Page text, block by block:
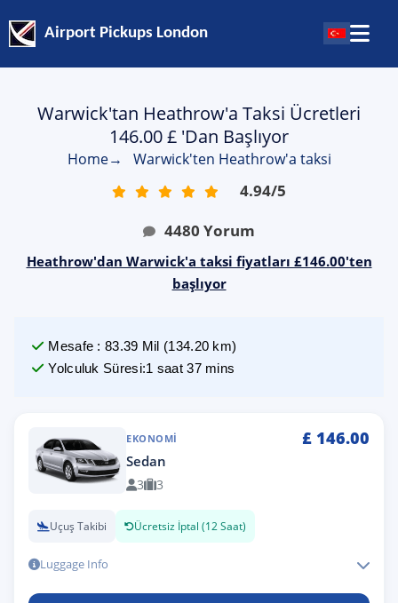
Airport Pickups London
Warwick'tan Heathrow'a Taksi Ücretleri
146.00 £ 'dan Başlıyor
Home→ Warwick'ten Heathrow'a taksi
4.94/5
4480 Yorum
Heathrow'dan Warwick'a taksi fiyatları £146.00'ten
başlıyor
Mesafe :83.39 Mil (134.20 km)
Yolculuk Süresi:1 saat 37 mins
EKONOMI £ 146.00
Sedan
3 3
Uçuş Takibi Ücretsiz İptal (12 Saat)
Luggage Info